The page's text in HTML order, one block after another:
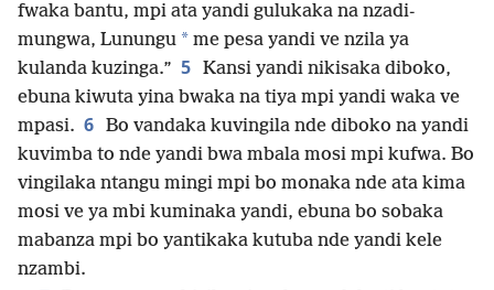
fwaka bantu, mpi ata yandi gulukaka na nzadi-
mungwa, Lunungu * me pesa yandi ve nzila ya
kulanda kuzinga.” 5 Kansi yandi nikisaka diboko,
ebuna kiwuta yina bwaka na tiya mpi yandi waka ve
mpasi. 6 Bo vandaka kuvingila nde diboko na yandi
kuvimba to nde yandi bwa mbala mosi mpi kufwa. Bo
vingilaka ntangu mingi mpi bo monaka nde ata kima
mosi ve ya mbi kuminaka yandi, ebuna bo sobaka
mabanza mpi bo yantikaka kutuba nde yandi kele
nzambi.